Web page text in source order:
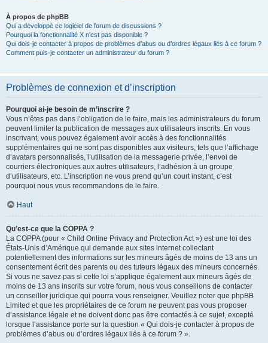
À propos de phpBB
Qui a développé ce logiciel de forum de discussions ?
Pourquoi la fonctionnalité X n’est pas disponible ?
Qui dois-je contacter à propos de problèmes d’abus ou d’ordres légaux liés à ce forum ?
Comment puis-je contacter un administrateur du forum ?
Problèmes de connexion et d’inscription
Pourquoi ai-je besoin de m’inscrire ?
Vous n’êtes pas dans l’obligation de le faire, mais les administrateurs du forum
peuvent limiter la publication de messages aux utilisateurs inscrits. En vous
inscrivant, vous pouvez également avoir accès à des fonctionnalités
supplémentaires qui ne sont pas disponibles aux visiteurs, tels que l’affichage
d’avatars personnalisés, l’utilisation de la messagerie privée, l’envoi de
courriers électroniques aux autres utilisateurs, l’adhésion à un groupe
d’utilisateurs, etc. L’inscription ne vous prend qu’un court instant, c’est
pourquoi nous vous recommandons de le faire.
Haut
Qu’est-ce que la COPPA ?
La COPPA (pour « Child Online Privacy and Protection Act ») est une loi des
États-Unis d’Amérique qui demande aux sites internet collectant
potentiellement des informations sur les mineurs âgés de moins de 13 ans un
consentement écrit des parents ou des tuteurs légaux des mineurs concernés.
Si vous ne savez pas si cette loi s’applique également aux mineurs âgés de
moins de 13 ans inscrits sur votre forum, nous vous conseillons de contacter
un conseiller juridique qui pourra vous renseigner. Veuillez noter que phpBB
Limited et que les propriétaires de ce forum ne peuvent pas vous proposer
d’assistance légale et ne doivent donc pas être contactés à ce sujet, excepté
lorsque l’assistance porte sur la question « Qui dois-je contacter à propos de
problèmes d’abus ou d’ordres légaux liés à ce forum ? ».